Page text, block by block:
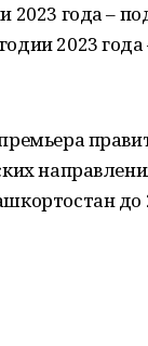
года –
2023 года
до